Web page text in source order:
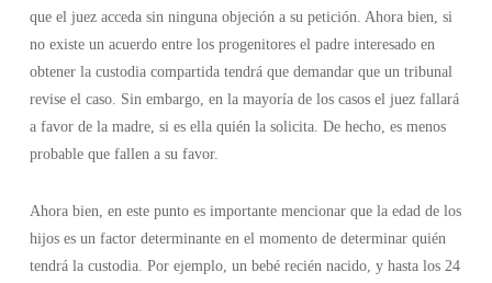
que el juez acceda sin ninguna objeción a su petición. Ahora bien, si
no existe un acuerdo entre los progenitores el padre interesado en
obtener la custodia compartida tendrá que demandar que un tribunal
revise el caso. Sin embargo, en la mayoría de los casos el juez fallará
a favor de la madre, si es ella quién la solicita. De hecho, es menos
probable que fallen a su favor.
Ahora bien, en este punto es importante mencionar que la edad de los
hijos es un factor determinante en el momento de determinar quién
tendrá la custodia. Por ejemplo, un bebé recién nacido, y hasta los 24